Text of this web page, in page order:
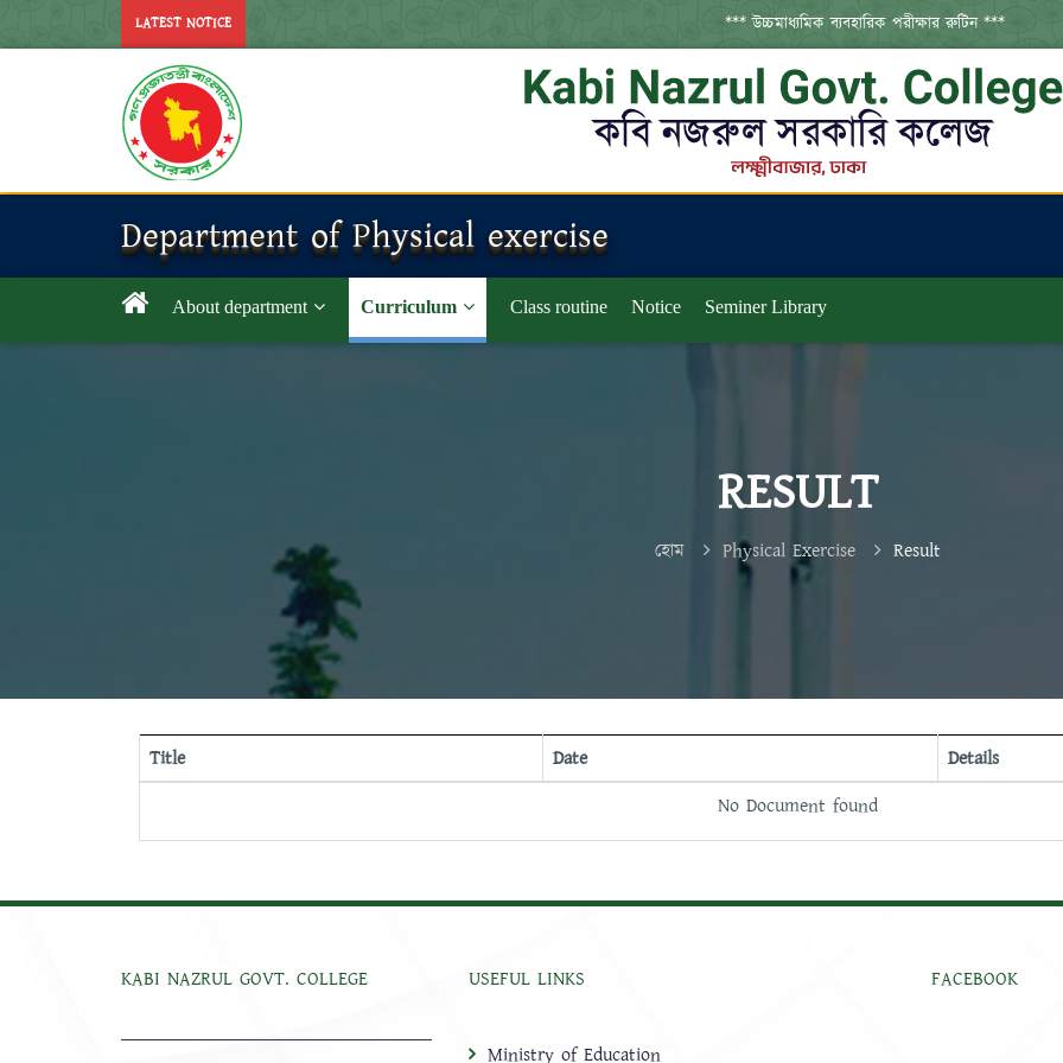
LATEST NOTICE *** উচ্চমাধ্যমিক ব্যবহারিক পরীক্ষার রুটিন ***
Department of Physical exercise
About department Curriculum Class routine Notice Seminer Library
RESULT
হোম Physical Exercise Result
Title Date
Details
No Document found
KABI NAZRUL GOVT. COLLEGE USEFUL LINKS
Ministry of Education
FACEBOOK